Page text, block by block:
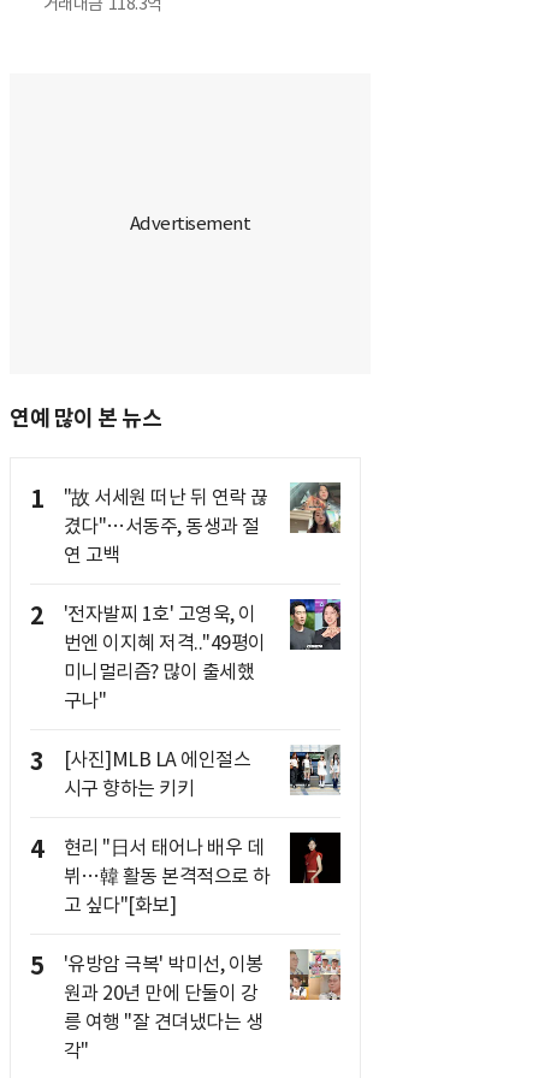
연예 많이 본 뉴스
1
"故 서세원 떠난 뒤 연락 끊
겼다"…서동주, 동생과 절
연 고백
2
'전자발찌 1호' 고영욱, 이
번엔 이지혜 저격.."49평이
미니멀리즘? 많이 출세했
구나"
3
[사진]MLB LA 에인절스
시구 향하는 키키
4
현리 "日서 태어나 배우 데
뷔…韓 활동 본격적으로 하
고 싶다"[화보]
5
'유방암 극복' 박미선, 이봉
원과 20년 만에 단둘이 강
릉 여행 "잘 견뎌냈다는 생
각"